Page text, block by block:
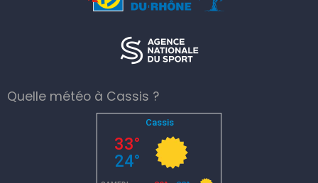
Quelle météo à Cassis ?